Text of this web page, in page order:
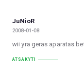
JuNioR
2008-01-08
wii yra geras aparatas
ATSAKYTI